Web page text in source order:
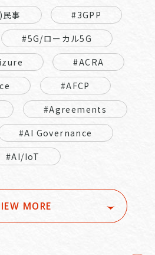
事
#3GPP
#5G/ローカル5G
#ACRA
#AFCP
#Agreements
#AI Governance
#AI/IoT
MORE